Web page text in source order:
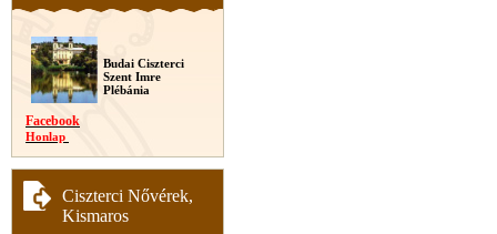
Budai Ciszterci
Szent Imre
Plébánia
Facebook
Honlap
Ciszterci Nővérek,
Kismaros